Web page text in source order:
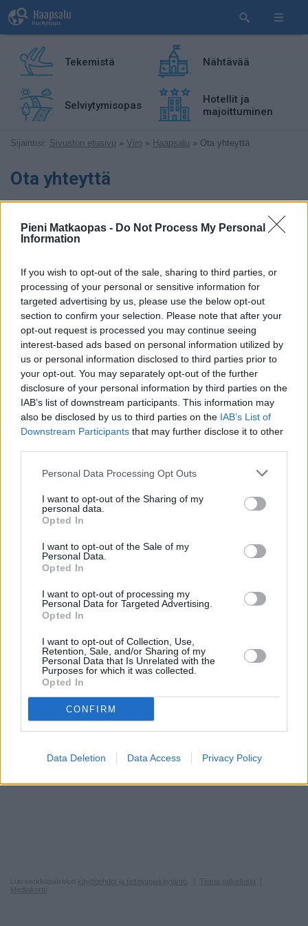
Pieni Matkaopas - Do Not Process My Personal
Information
If you wish to opt-out of the sale, sharing to third parties, or
processing of your personal or sensitive information for
targeted advertising by us, please use the below opt-out
section to confirm your selection. Please note that after your
opt-out request is processed you may continue seeing
interest-based ads based on personal information utilized by
us or personal information disclosed to third parties prior to
your opt-out. You may separately opt-out of the further
disclosure of your personal information by third parties on the
IAB’s list of downstream participants. This information may
also be disclosed by us to third parties on the IAB’s List of
Downstream Participants that may further disclose it to other
Personal Data Processing Opt Outs
I want to opt-out of the Sharing of my
personal data.
Opted In
I want to opt-out of the Sale of my
Personal Data.
Opted In
I want to opt-out of processing my
Personal Data for Targeted Advertising.
Opted In
I want to opt-out of Collection, Use,
Retention, Sale, and/or Sharing of my
Personal Data that Is Unrelated with the
Purposes for which it was collected.
Opted In
CONFIRM
Data Deletion Data Access Privacy Policy
Tekemistä Nähtävää
Selviytymisopas
Hotellit ja
majoittuminen
Sijaintisi: Sivuston etusivu » Viro » Haapsalu » Ota yhteyttä
Ota yhteyttä
vinkkejä, omia matkakokemuksiasi, ehdotuksia, jne.
Voit myös käyttää alla olevaa yhteydenottolomaketta
Mitä asiasi koskee:
Haluan kirjoittaa Pieneen matkaoppaaseen
Ehdotan kaupallista yhteistyötä tai haluan mainostaa
sivustolla
Minulla on muu yhteistyöehdotus
Minulla on matkailualaa koskeva juttuvinkki
Löysin virheen tai puutteen oppaasta
Muu asia
Sähköpostiosoitteesi (jos haluat että vastaamme):
Viestisi:
Tietoa palvelusta
Mediakortti